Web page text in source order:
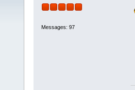
Messages: 97